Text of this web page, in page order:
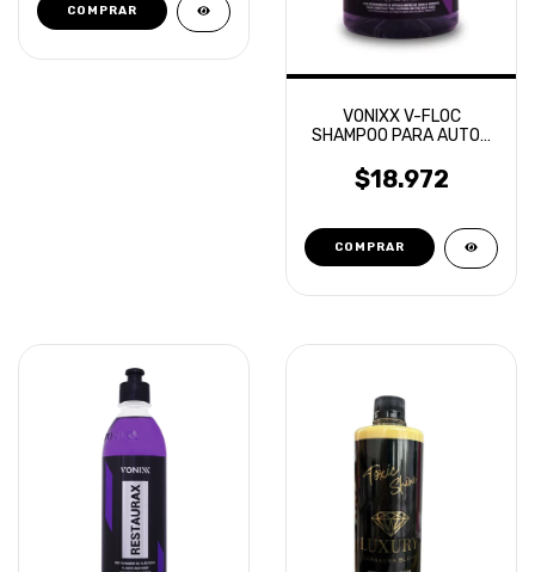
VONIXX V-FLOC
SHAMPOO PARA AUTOS
500ML
$18.972